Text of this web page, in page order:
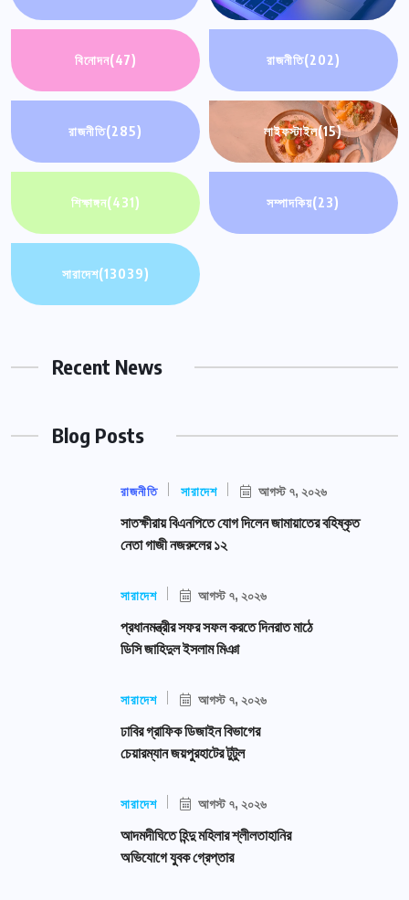
বিনোদন(47) রাজনীতি(202)
রাজনীতি(285) লাইফস্টাইল(15)
শিক্ষাঙ্গন(431) সম্পাদকিয়(23)
সারাদেশ(13039)
Recent News
Blog Posts
রাজনীতি সারাদেশ আগস্ট ৭, ২০২৬
সাতক্ষীরায় বিএনপিতে যোগ দিলেন জামায়াতের বহিষ্কৃত
নেতা গাজী নজরুলের ১২
সারাদেশ আগস্ট ৭, ২০২৬
প্রধানমন্ত্রীর সফর সফল করতে দিনরাত মাঠে
ডিসি জাহিদুল ইসলাম মিঞা
সারাদেশ আগস্ট ৭, ২০২৬
ঢাবির গ্রাফিক ডিজাইন বিভাগের
চেয়ারম্যান জয়পুরহাটের টুটুল
সারাদেশ আগস্ট ৭, ২০২৬
আদমদীঘিতে হিন্দু মহিলার শ্লীলতাহানির
অভিযোগে যুবক গ্রেপ্তার